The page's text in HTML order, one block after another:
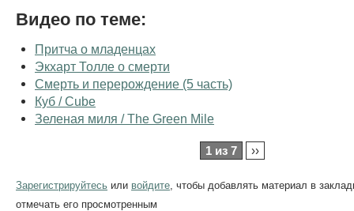
Видео по теме:
Притча о младенцах
Экхарт Толле о смерти
Смерть и перерождение (5 часть)
Куб / Cube
Зеленая миля / The Green Mile
1 из 7 ››
Зарегистрируйтесь или войдите , чтобы добавлять материал в
отмечать его просмотренным